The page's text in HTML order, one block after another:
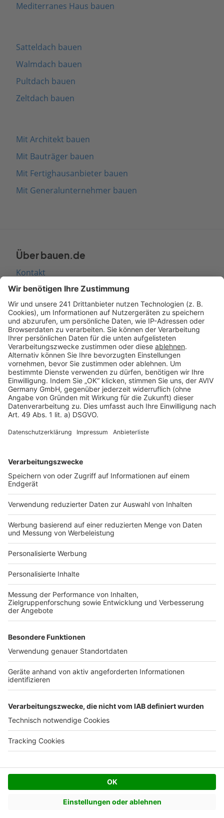
Mediterranes Haus bauen
Satteldach bauen
Walmdach bauen
Pultdach bauen
Zeltdach bauen
Mit Architekt bauen
Mit Bauträger bauen
Mit Fertighausanbieter bauen
Mit Generalunternehmer bauen
Über bauen.de
Kontakt
Seitenaufbau
Barrierefreiheit
Cookie Einstellungen
Rechtliches
AGB-Übersicht
Datenschutz
Impressum
Services
Bauprojekt-Quiz
Häuser-Suche
Hausanbieter-Suche
Bauprojekt-Profil
Für Unternehmen
Ihre Baufirma auf bauen.de
Kostenloses Infogespräch
© AVIV Germany GmbH - 2026
Facebook
Twitter